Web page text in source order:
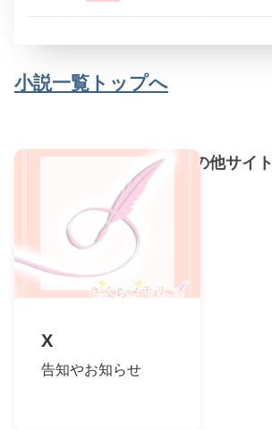
小説一覧トップへ
SNSやその他サイト
X
告知やお知らせ